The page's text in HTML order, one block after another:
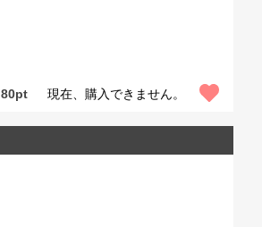
80pt 現在、購入できません。